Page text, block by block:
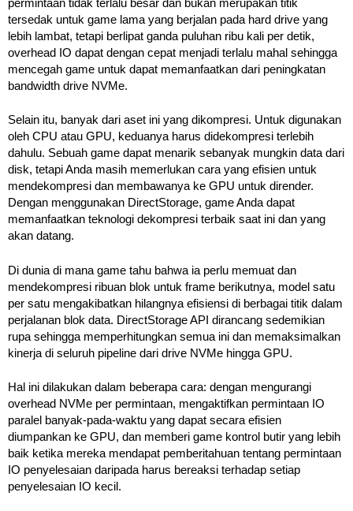
tersedak untuk game lama yang berjalan pada hard drive yang
lebih lambat, tetapi berlipat ganda puluhan ribu kali per detik,
overhead IO dapat dengan cepat menjadi terlalu mahal sehingga
mencegah game untuk dapat memanfaatkan dari peningkatan
bandwidth drive NVMe.
Selain itu, banyak dari aset ini yang dikompresi. Untuk digunakan
oleh CPU atau GPU, keduanya harus didekompresi terlebih
dahulu. Sebuah game dapat menarik sebanyak mungkin data dari
disk, tetapi Anda masih memerlukan cara yang efisien untuk
mendekompresi dan membawanya ke GPU untuk dirender.
Dengan menggunakan DirectStorage, game Anda dapat
memanfaatkan teknologi dekompresi terbaik saat ini dan yang
akan datang.
Di dunia di mana game tahu bahwa ia perlu memuat dan
mendekompresi ribuan blok untuk frame berikutnya, model satu
per satu mengakibatkan hilangnya efisiensi di berbagai titik dalam
perjalanan blok data. DirectStorage API dirancang sedemikian
rupa sehingga memperhitungkan semua ini dan memaksimalkan
kinerja di seluruh pipeline dari drive NVMe hingga GPU.
Hal ini dilakukan dalam beberapa cara: dengan mengurangi
overhead NVMe per permintaan, mengaktifkan permintaan IO
paralel banyak-pada-waktu yang dapat secara efisien
diumpankan ke GPU, dan memberi game kontrol butir yang lebih
baik ketika mereka mendapat pemberitahuan tentang permintaan
IO penyelesaian daripada harus bereaksi terhadap setiap
penyelesaian IO kecil.